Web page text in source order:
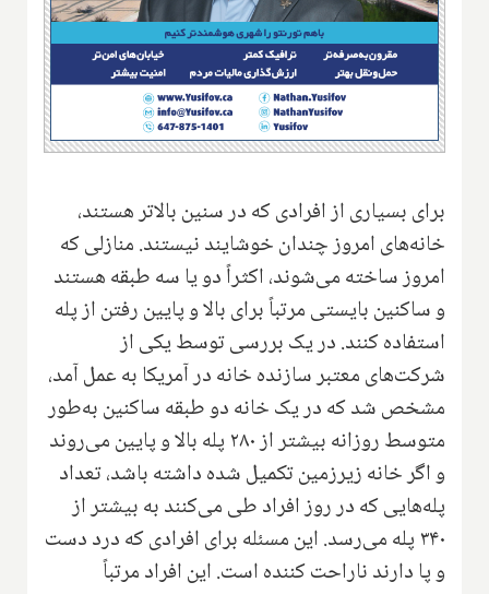
برای بسیاری از افرادی که در سنین بالاتر هستند،
خانه‌های امروز چندان خوشایند نیستند. منازلی که
امروز ساخته می‌شوند، اکثراً دو یا سه طبقه هستند
و ساکنین بایستی مرتباً برای بالا و پایین رفتن از پله
استفاده کنند. در یک بررسی توسط یکی از
شرکت‌های معتبر سازنده خانه در آمریکا به عمل آمد،
مشخص شد که در یک خانه دو طبقه ساکنین به‌طور
متوسط روزانه بیشتر از ۲۸۰ پله بالا و پایین می‌روند
و اگر خانه زیر‌زمین تکمیل شده داشته باشد، تعداد
پله‌هایی که در روز افراد طی می‌کنند به بیشتر از
۳۴۰ پله می‌رسد. این مسئله ‌برای افرادی‌ که درد دست
و پا دارند ناراحت کننده است. این افراد مرتباً